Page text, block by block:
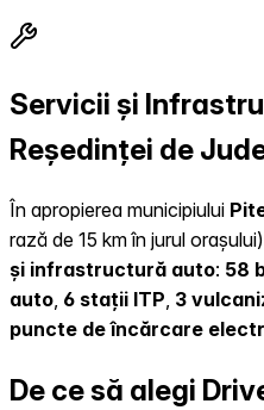
Servicii și
Reședinței de
În apropierea municipiului
rază de 15 km în jurul
și infrastructură auto: 58
auto, 6 stații ITP, 3
puncte de încărcare
De ce să alegi